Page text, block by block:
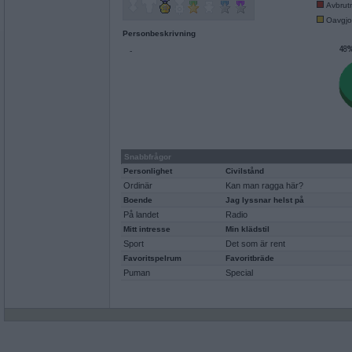
Personbeskrivning
-
Snabbfrågor
Personlighet
Civilstånd
Ordinär Kan man ragga här?
Boende Jag lyssnar helst på
På landet Radio
Mitt intresse Min klädstil
Sport Det som är rent
Favoritspelrum Favoritbräde
Puman Special